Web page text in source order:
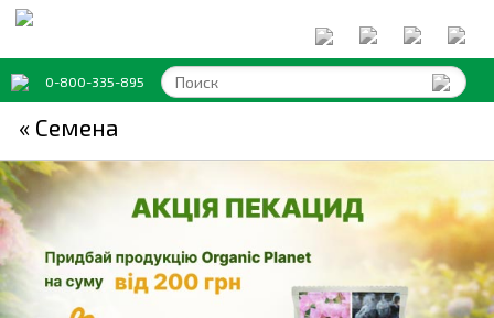
0-800-335-895
« Семена